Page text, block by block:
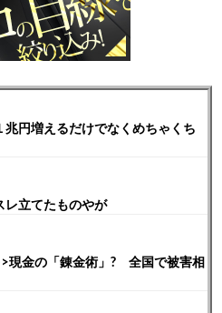
円増えるだけでなくめちゃくち
レ立てたものやが
現金の「錬金術」? 全国で被害相